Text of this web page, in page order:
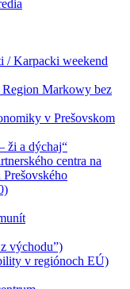
/ Karpacki weekend
Markowy bez
v Prešovskom
ži a dýchaj“
centra na
východu”)
v regiónoch EÚ)